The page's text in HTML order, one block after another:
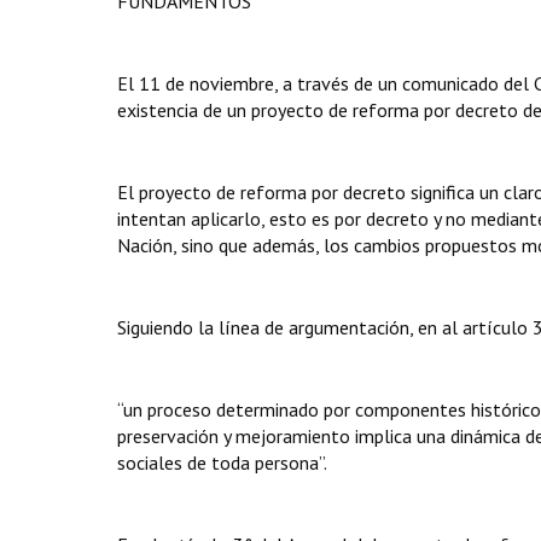
El 11 de noviembre, a través de un comunicado
existencia de un proyecto de reforma por decreto
El proyecto de reforma por decreto significa un
intentan aplicarlo, esto es por decreto y no
Nación, sino que además, los cambios propuestos
Siguiendo la línea de argumentación, en al
“un proceso determinado por componentes
preservación y mejoramiento implica una dinámica
sociales de toda persona”.